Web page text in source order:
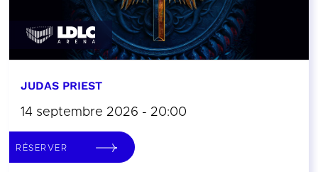
JUDAS PRIEST
14 septembre 2026 - 20:00
RÉSERVER